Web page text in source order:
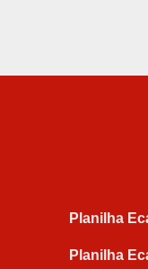
Planilha
Planilha